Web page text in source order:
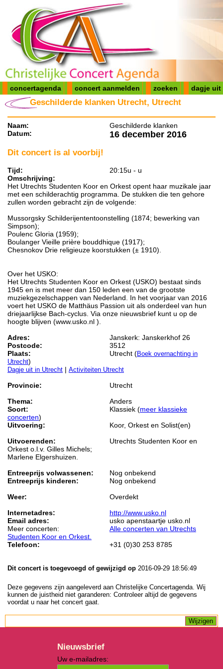
concertagenda concert aanmelden zoeken dagje uit
Geschilderde klanken Utrecht, Utrecht
Naam:
Geschilderde klanken
Datum:
16 december 2016
Dit concert is al voorbij!
Tijd:
20:15u - u
Omschrijving:
Het Utrechts Studenten Koor en Orkest opent haar muzikale jaar
met een schilderachtig programma. De stukken die ten gehore
zullen worden gebracht zijn de volgende:
Mussorgsky Schilderijententoonstelling (1874; bewerking van
Simpson);
Poulenc Gloria (1959);
Boulanger Vieille prière bouddhique (1917);
Chesnokov Drie religieuze koorstukken (± 1910).
Over het USKO:
Het Utrechts Studenten Koor en Orkest (USKO) bestaat sinds
1945 en is met meer dan 150 leden een van de grootste
muziekgezelschappen van Nederland. In het voorjaar van 2016
voert het USKO de Matthäus Passion uit als onderdeel van hun
driejaarlijkse Bach-cyclus. Via onze nieuwsbrief kunt u op de
hoogte blijven (www.usko.nl ).
Adres:
Janskerk: Janskerkhof 26
Postcode:
3512
Plaats:
Utrecht (Boek overnachting in
Utrecht)
Dagje uit in Utrecht | Activiteiten Utrecht
Provincie:
Utrecht
Thema:
Anders
Soort:
Klassiek (meer klassieke
concerten)
Uitvoering:
Koor, Orkest en Solist(en)
Uitvoerenden:
Utrechts Studenten Koor en
Orkest o.l.v. Gilles Michels;
Marlene Elgershuizen.
Entreeprijs volwassenen:
Nog onbekend
Entreeprijs kinderen:
Nog onbekend
Weer:
Overdekt
Internetadres:
http://www.usko.nl
Email adres:
usko apenstaartje usko.nl
Meer concerten:
Alle concerten van Utrechts
Studenten Koor en Orkest.
Telefoon:
+31 (0)30 253 8785
Dit concert is toegevoegd of gewijzigd op 2016-09-29 18:56:49
Deze gegevens zijn aangeleverd aan Christelijke Concertagenda. Wij
kunnen de juistheid niet garanderen: Controleer altijd de gegevens
voordat u naar het concert gaat.
Nieuwsbrief
Uw e-mailadres: